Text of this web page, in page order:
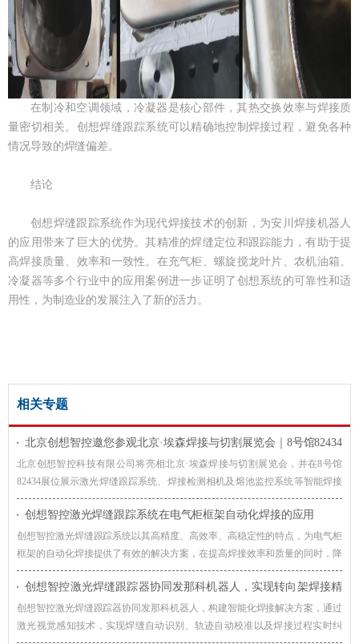
在制冷和空调领域，冷凝器是核心部件，其热交换效率与焊接质
量密切相关。创想焊缝跟踪系统可以精确地控制焊接过程，避免各种
情况导致的焊缝偏差。
结论
创想焊缝跟踪系统作为现代焊接技术的创新，为安川焊接机器人
的应用带来了巨大的优势。其精准的焊缝定位和跟踪能力，有助于提
高焊接质量、效率和一致性。在充气柜、螺旋搅龙叶片、农机油箱、
冷凝器等多个行业中的应用案例进一步证明了创想系统的可靠性和适
用性，为制造业的发展注入了新的活力。
相关专题
北京创想智控邀您参观北京·埃森焊接与切割展览会｜8号馆82434
展位
北京创想智控科技有限公司将亮相北京·埃森焊接与切割展览会，并在8号馆
82434展位展示激光焊缝跟踪系统、焊接检测相机及熔池监控系统等智能焊接
解决方案，诚邀广大客户莅临交流，共同探讨焊接自动化与智能制造的发展趋
势。创想智控激光焊缝跟踪系统在电气柜框架自动化焊接的应用
创想智控激光焊缝跟踪系统以其高精度、高效率、高稳定性的特点，为电气柜
框架的自动化焊接提供了有效的解决方案，在提高焊接效率和质量的同时，降
低了生产成本，提升了企业的竞争力。
创想智控激光焊缝跟踪器协同发那科机器人，实现转向架焊接精
准自动化
创想智控激光焊缝跟踪器协同发那科机器人，构建智能化焊接解决方案，通过
激光视觉感知技术，实现焊缝自动识别、轨迹自动校准以及焊接过程实时纠